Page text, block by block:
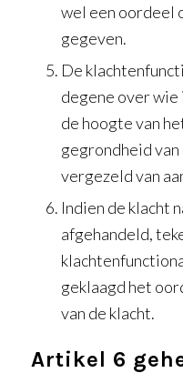
wel een oordeel
gegeven.
De
degene over
de hoogte van
gegrondheid van
vergezeld van
Indien de klacht
afgehandeld,
geklaagd het
van de klacht.
Artikel 6